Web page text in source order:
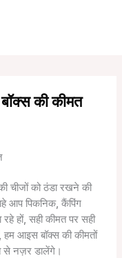
की कीमत
चीजों को ठंडा रखने की
आप पिकनिक, कैंपिंग
रहे हों, सही कीमत पर सही
आइस बॉक्स की कीमतों
से नज़र डालेंगे।